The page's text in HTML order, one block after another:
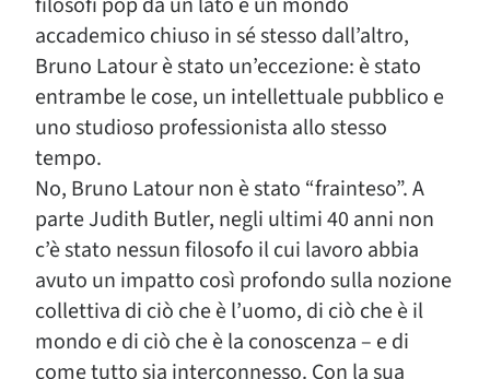
accademico chiuso in sé stesso dall’altro,
Bruno Latour è stato un’eccezione: è stato
entrambe le cose, un intellettuale pubblico e
uno studioso professionista allo stesso
tempo.
No, Bruno Latour non è stato “frainteso”. A
parte Judith Butler, negli ultimi 40 anni non
c’è stato nessun filosofo il cui lavoro abbia
avuto un impatto così profondo sulla nozione
collettiva di ciò che è l’uomo, di ciò che è il
mondo e di ciò che è la conoscenza – e di
come tutto sia interconnesso. Con la sua